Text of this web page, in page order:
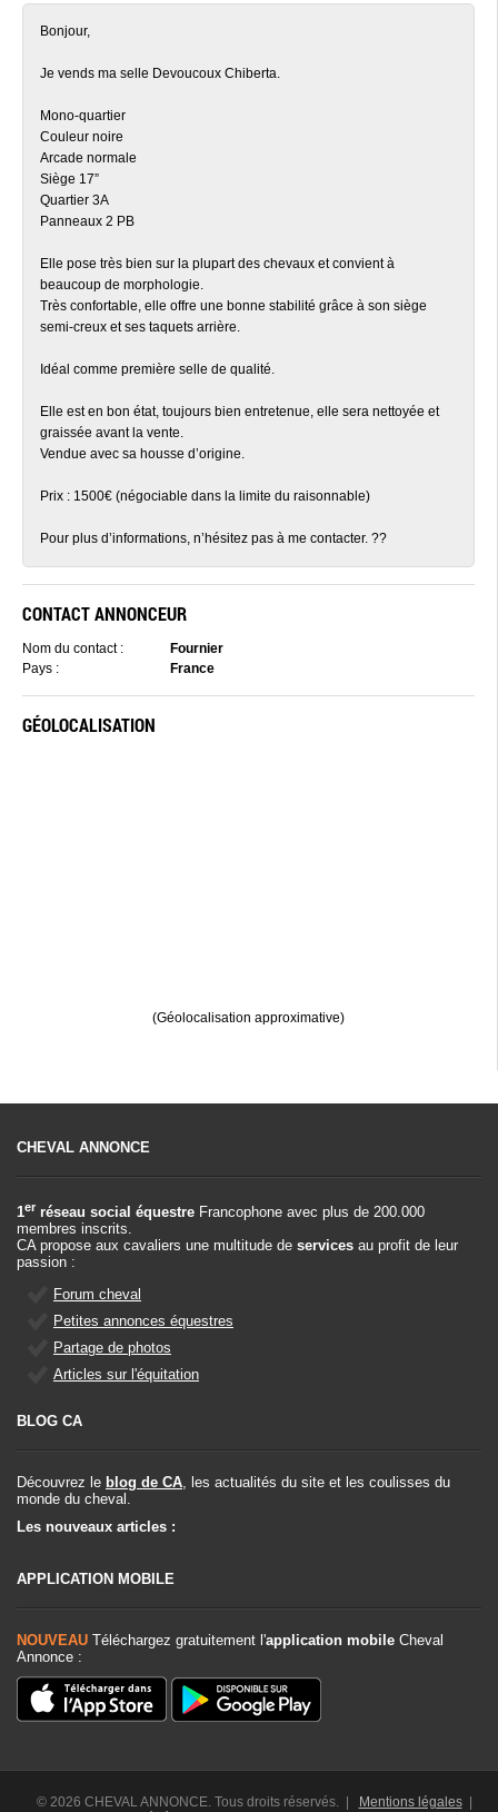
Bonjour,
Je vends ma selle Devoucoux Chiberta.
Mono-quartier
Couleur noire
Arcade normale
Siège 17”
Quartier 3A
Panneaux 2 PB
Elle pose très bien sur la plupart des chevaux et convient à
beaucoup de morphologie.
Très confortable, elle offre une bonne stabilité grâce à son siège
semi-creux et ses taquets arrière.
Idéal comme première selle de qualité.
Elle est en bon état, toujours bien entretenue, elle sera nettoyée et
graissée avant la vente.
Vendue avec sa housse d’origine.
Prix : 1500€ (négociable dans la limite du raisonnable)
Pour plus d’informations, n’hésitez pas à me contacter. ??
CONTACT ANNONCEUR
Nom du contact :
Fournier
Pays :
France
GÉOLOCALISATION
(Géolocalisation approximative)
CHEVAL ANNONCE
1er réseau social équestre Francophone avec plus de 200.000
membres inscrits.
CA propose aux cavaliers une multitude de services au profit de leur
passion :
Forum cheval
Petites annonces équestres
Partage de photos
Articles sur l'équitation
BLOG CA
Découvrez le blog de CA, les actualités du site et les coulisses du
monde du cheval.
Les nouveaux articles :
APPLICATION MOBILE
NOUVEAU Téléchargez gratuitement l'application mobile Cheval
Annonce :
© 2026 CHEVAL ANNONCE. Tous droits réservés. | Mentions légales|